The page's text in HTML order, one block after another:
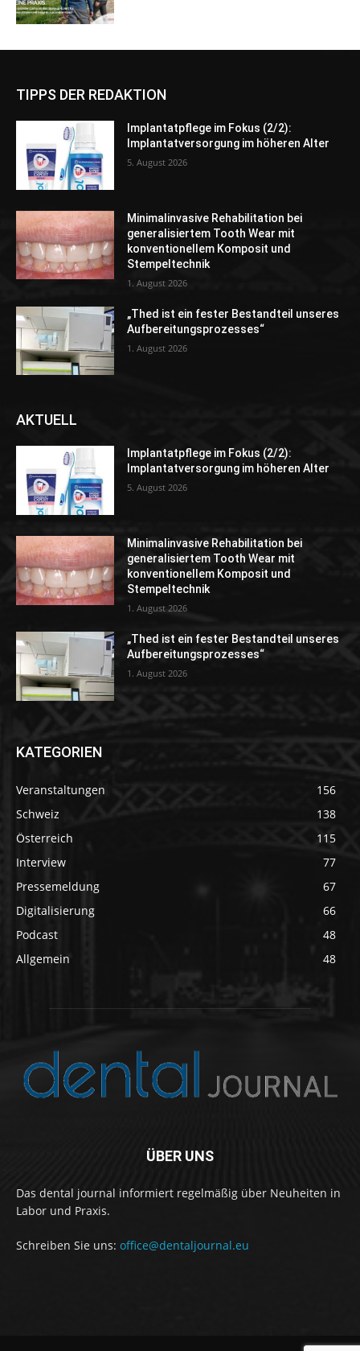
TIPPS DER REDAKTION
Implantatpflege im Fokus (2/2):
Implantatversorgung im höheren Alter
5. August 2026
Minimalinvasive Rehabilitation bei
generalisiertem Tooth Wear mit
konventionellem Komposit und
Stempeltechnik
1. August 2026
„Thed ist ein fester Bestandteil unseres
Aufbereitungsprozesses“
1. August 2026
AKTUELL
Implantatpflege im Fokus (2/2):
Implantatversorgung im höheren Alter
5. August 2026
Minimalinvasive Rehabilitation bei
generalisiertem Tooth Wear mit
konventionellem Komposit und
Stempeltechnik
1. August 2026
„Thed ist ein fester Bestandteil unseres
Aufbereitungsprozesses“
1. August 2026
KATEGORIEN
Veranstaltungen
156
Schweiz
138
Österreich
115
Interview
77
Pressemeldung
67
Digitalisierung
66
Podcast
48
Allgemein
48
ÜBER UNS
Das dental journal informiert regelmäßig über Neuheiten in
Labor und Praxis.
Schreiben Sie uns: office@dentaljournal.eu